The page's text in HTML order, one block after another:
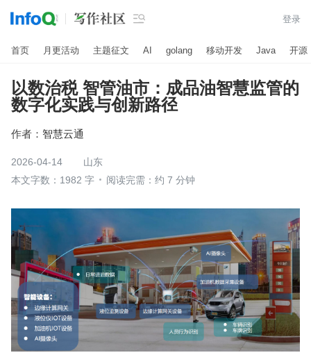
 登录
首页 月更活动 主题征文 AI golang 移动开发 Java 开源
以数治税 智管油市：成品油智慧监管的
数字化实践与创新路径
作者： 智慧云通
2026-04-14
山东
本文字数：1982 字
阅读完需：约 7 分钟